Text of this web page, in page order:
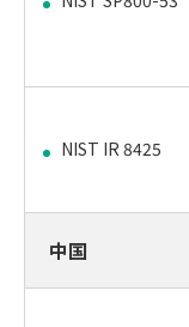
NIST IR 8425
中国